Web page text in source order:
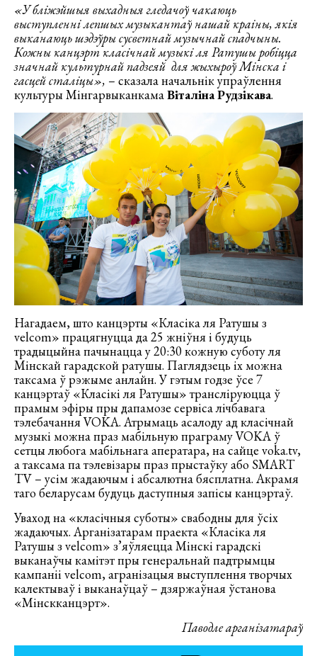
«У бліжэйшыя выхадныя гледачоў чакаюць
выступленні лепшых музыкантаў нашай краіны, якія
выканаюць шэдэўры сусветнай музычнай спадчыны.
Кожны канцэрт класічнай музыкі ля Ратушы робіцца
значнай культурнай падзеяй для жыхыроў Мінска і
гасцей сталіцы», – сказала начальнік упраўлення
культуры МінгарвыканкамаВіталінаРудзікава.
Нагадаем, што канцэрты «Класіка ля Ратушы з
velcom» працягнуцца да 25 жніўня і будуць
традыцыйна пачынацца у 20:30 кожную суботу ля
Мінскай гарадской ратушы. Паглядзець іх можна
таксама ў рэжыме анлайн. У гэтым годзе ўсе 7
канцэртаў «Класікі ля Ратушы» трансліруюцца ў
прамым эфіры пры дапамозе сервіса лічбавага
тэлебачання VOKA. Атрымаць асалоду ад класічнай
музыкі можна праз мабільную праграму VOKA ў
сетцы любога мабільнага аператара, на сайце voka.tv,
а таксама па тэлевізары праз прыстаўку або SMART
TV – усім жадаючым і абсалютна бясплатна. Акрамя
таго беларусам будуць даступныя запісы канцэртаў.
Уваход на «класічныя суботы» свабодны для ўсіх
жадаючых. Арганізатарам праекта «Класіка ля
Ратушы з velcom» з’яўляецца Мінскі гарадскі
выканаўчы камітэт пры генеральнай падтрымцы
кампаніі velcom, агранізацыя выступлення творчых
калектываў і выканаўцаў – дзяржаўная ўстанова
«Мінскканцэрт».
Паводле арганізатараў